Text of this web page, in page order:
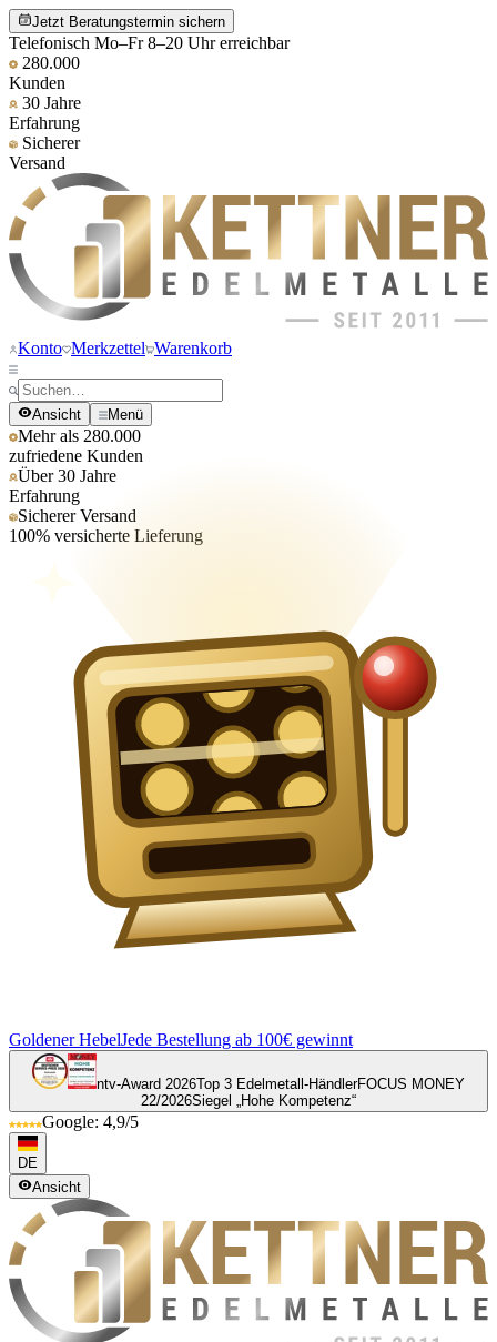
Jetzt Beratungstermin sichern
Telefonisch Mo–Fr 8–20 Uhr erreichbar
280.000
Kunden
30 Jahre
Erfahrung
Sicherer
Versand
Konto Merkzettel Warenkorb
Ansicht Menü
Mehr als 280.000
zufriedene Kunden
Über 30 Jahre
Erfahrung
Sicherer Versand
100% versicherte Lieferung
Goldener HebelJede Bestellung ab 100€ gewinnt
ntv-Award 2026Top 3 Edelmetall-HändlerFOCUS MONEY
22/2026Siegel „Hohe Kompetenz“
Google: 4,9/5
DE
Ansicht